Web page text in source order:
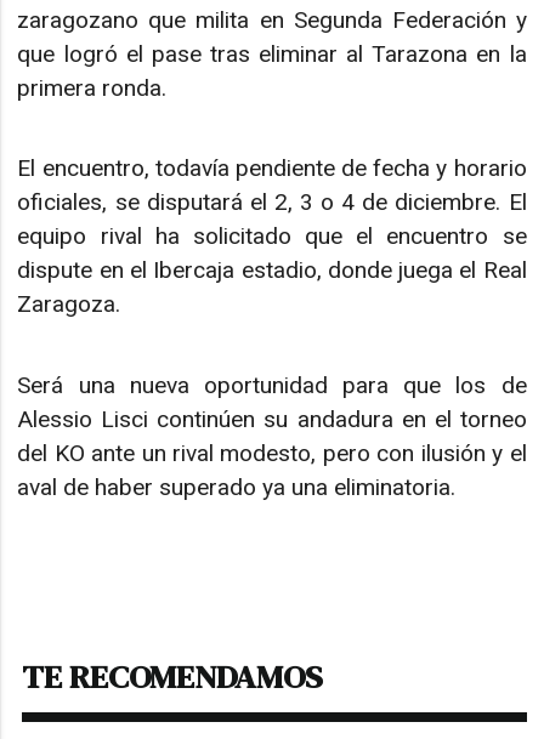
zaragozano que milita en Segunda Federación y
que logró el pase tras eliminar al Tarazona en la
primera ronda.
El encuentro, todavía pendiente de fecha y horario
oficiales, se disputará el 2, 3 o 4 de diciembre. El
equipo rival ha solicitado que el encuentro se
dispute en el Ibercaja estadio, donde juega el Real
Zaragoza.
Será una nueva oportunidad para que los de
Alessio Lisci continúen su andadura en el torneo
del KO ante un rival modesto, pero con ilusión y el
aval de haber superado ya una eliminatoria.
TE RECOMENDAMOS